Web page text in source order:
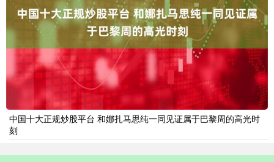
中国十大正规炒股平台 和娜扎马思纯一同见证属于巴黎周的高光时
刻